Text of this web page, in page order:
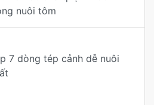
nuôi tôm
7 dòng tép cảnh dễ nuôi